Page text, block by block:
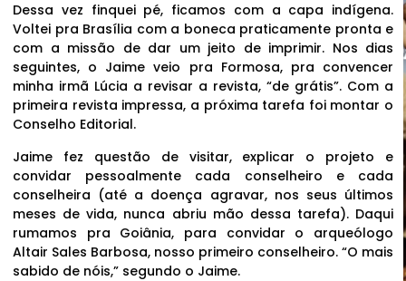
Dessa vez finquei pé, ficamos com a capa indígena.
Voltei pra Brasília com a boneca praticamente pronta e
com a missão de dar um jeito de imprimir. Nos dias
seguintes, o Jaime veio pra Formosa, pra convencer
minha irmã Lúcia a revisar a revista, “de grátis”. Com a
primeira revista impressa, a próxima tarefa foi montar o
Conselho Editorial.
Jaime fez questão de visitar, explicar o projeto e
convidar pessoalmente cada conselheiro e cada
conselheira (até a doença agravar, nos seus últimos
meses de vida, nunca abriu mão dessa tarefa). Daqui
rumamos pra Goiânia, para convidar o arqueólogo
Altair Sales Barbosa, nosso primeiro conselheiro. “O mais
sabido de nóis,” segundo o Jaime.